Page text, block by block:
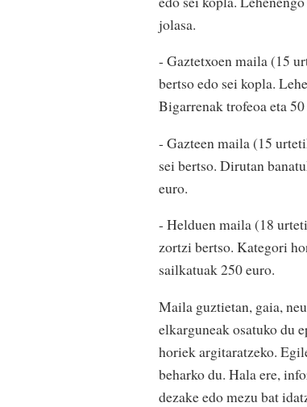
jolasa.
- Gaztetxoen maila (15
bertso edo sei kopla.
Bigarrenak trofeoa eta
- Gazteen maila (15
sei bertso. Dirutan
euro.
- Helduen maila (18
zortzi bertso. Kategori
sailkatuak 250 euro.
Maila guztietan, gaia,
elkarguneak osatuko du
horiek argitaratzeko.
beharko du. Hala ere,
dezake edo mezu bat